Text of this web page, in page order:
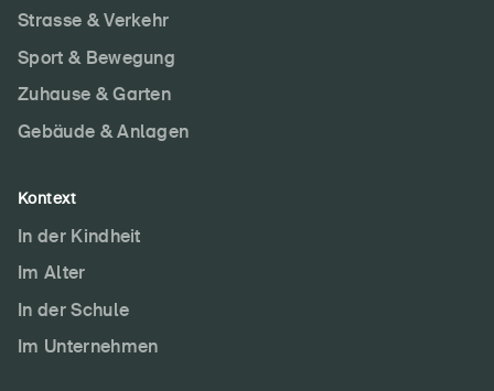
DE FR IT
Strasse & Verkehr
Sport & Bewegung
Zuhause & Garten
Gebäude & Anlagen
Kontext
In der Kindheit
Im Alter
In der Schule
Im Unternehmen